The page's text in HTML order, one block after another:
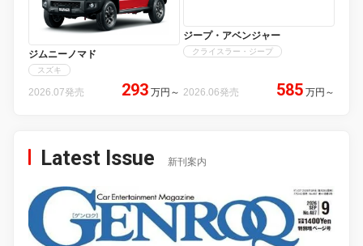
ジムニーノマド
スズキ
2026.07発売 293 万円 ～
ジープ・アベンジャー
クライスラー・ジープ
2026.06発売 585 万円 ～
Latest Issue 新刊案内